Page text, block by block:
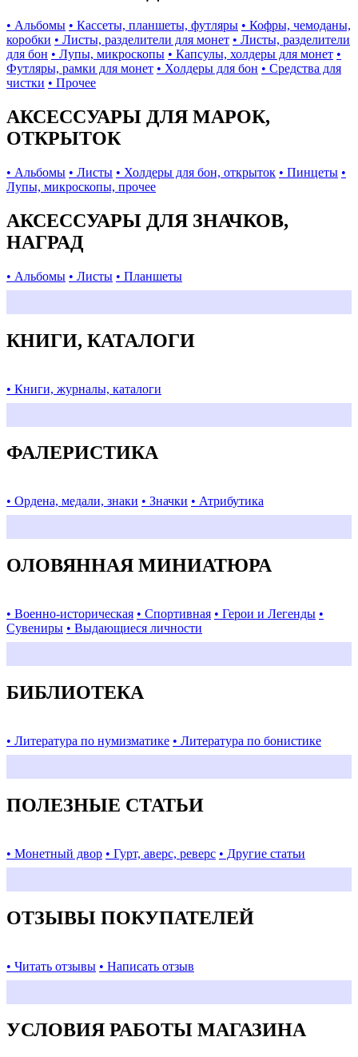
• Альбомы • Кассеты, планшеты, футляры • Кофры, чемоданы,
коробки • Листы, разделители для монет • Листы, разделители
для бон • Лупы, микроскопы • Капсулы, холдеры для монет •
Футляры, рамки для монет • Холдеры для бон • Средства для
чистки • Прочее
АКСЕССУАРЫ ДЛЯ МАРОК,
ОТКРЫТОК
• Альбомы • Листы • Холдеры для бон, открыток • Пинцеты •
Лупы, микроскопы, прочее
АКСЕССУАРЫ ДЛЯ ЗНАЧКОВ,
НАГРАД
• Альбомы • Листы • Планшеты
КНИГИ, КАТАЛОГИ
• Книги, журналы, каталоги
ФАЛЕРИСТИКА
• Ордена, медали, знаки • Значки • Атрибутика
ОЛОВЯННАЯ МИНИАТЮРА
• Военно-историческая • Спортивная • Герои и Легенды •
Сувениры • Выдающиеся личности
БИБЛИОТЕКА
• Литература по нумизматике • Литература по бонистике
ПОЛЕЗНЫЕ СТАТЬИ
• Монетный двор • Гурт, аверс, реверс • Другие статьи
ОТЗЫВЫ ПОКУПАТЕЛЕЙ
• Читать отзывы • Написать отзыв
УСЛОВИЯ РАБОТЫ МАГАЗИНА